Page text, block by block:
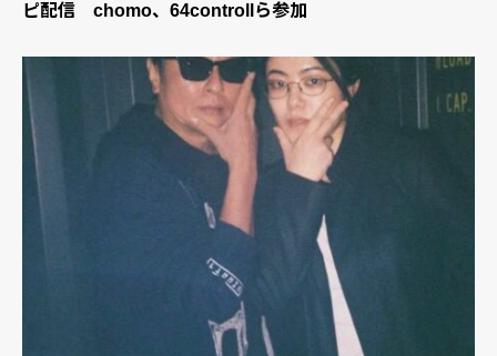
ピ配信 chomo、64controllら参加